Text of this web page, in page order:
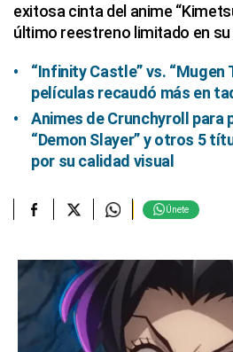
exitosa cinta del anime
último reestreno limitado en su
“Infinity Castle” vs. “Mugen
películas recaudó más en
Animes de Crunchyroll para
“Demon Slayer” y otros 5
por su calidad visual
Únete